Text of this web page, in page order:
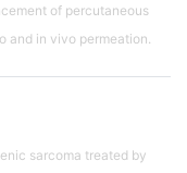
of percutaneous
and in vivo permeation.
sarcoma treated by